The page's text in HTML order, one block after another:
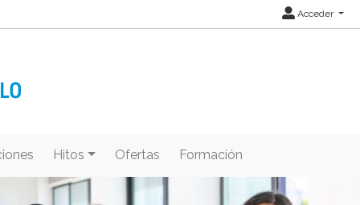
Acceder
Hitos Ofertas Formación